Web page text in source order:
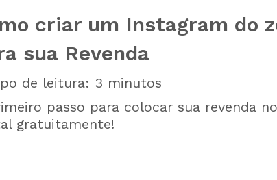
criar um Instagram do
sua Revenda
de leitura: 3 minutos
passo para colocar sua revenda
gratuitamente!